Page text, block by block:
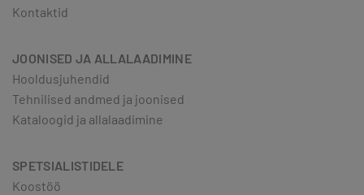
Kontaktid
JOONISED JA ALLALAADIMINE
Hooldusjuhendid
Tehnilised andmed ja joonised
Kataloogid ja allalaadimine
SPETSIALISTIDELE
Koostöö